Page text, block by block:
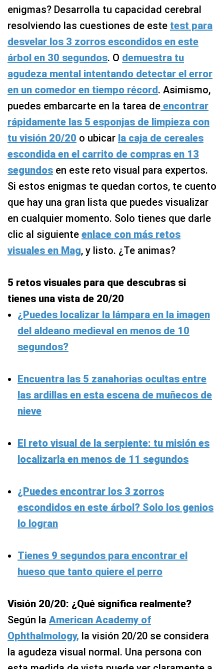
enigmas? Desarrolla tu capacidad cerebral
resolviendo las cuestiones de este test para
desvelar los 3 zorros escondidos en este
árbol en 30 segundos. O demuestra tu
agudeza mental intentando detectar el error
en un comedor en tiempo récord. Asimismo,
puedes embarcarte en la tarea de encontrar
rápidamente las 5 esponjas de limpieza con
tu visión 20/20 o ubicar la caja de cereales
escondida en el carrito de compras en 13
segundos en este reto visual para expertos.
Si estos enigmas te quedan cortos, te cuento
que hay una gran lista que puedes visualizar
en cualquier momento. Solo tienes que darle
clic al siguiente enlace con más retos
visuales en Mag, y listo. ¿Te animas?
5 retos visuales para que descubras si
tienes una vista de 20/20
¿Puedes localizar la lámpara en la imagen
del aldeano medieval en menos de 10
segundos?
Encuentra las 5 zanahorias ocultas entre
las ardillas en esta escena de muñecos de
nieve
El reto visual de la serpiente: tu misión es
localizarla en menos de 11 segundos
¿Puedes encontrar los 3 zorros
escondidos en este árbol? Solo los genios
lo logran
Tienes 9 segundos para encontrar el
hueso que tanto quiere el perro
Visión 20/20: ¿Qué significa realmente?
Según la American Academy of
Ophthalmology, la visión 20/20 se considera
la agudeza visual normal. Una persona con